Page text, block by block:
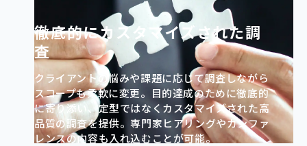
徹底的にカスタマイズされた調
査
クライアントの悩みや課題に応じて調査しながら
スコープも柔軟に変更。目的達成のために徹底的
に寄り添い、定型ではなくカスタマイズされた高
品質の調査を提供。専門家ヒアリングやカンファ
レンスの内容も入れ込むことが可能。